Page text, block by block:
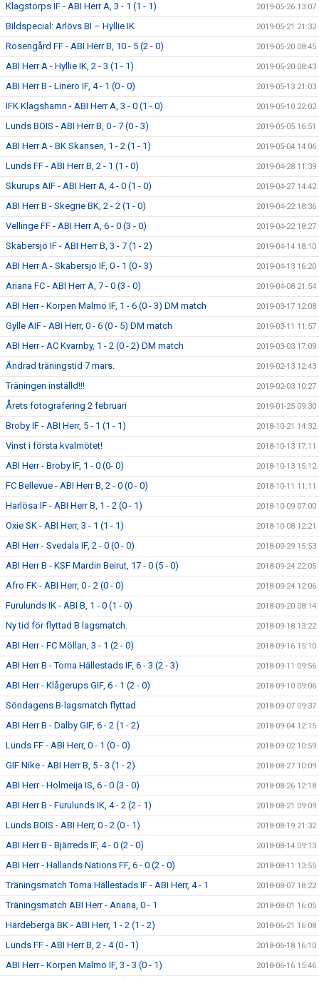
Klagstorps IF - ABI Herr A, 3 - 1 (1 - 1) 2019-05-26 13:07
Bildspecial: Arlövs BI – Hyllie IK 2019-05-21 21:32
Rosengård FF - ABI Herr B, 10 - 5 (2 - 0) 2019-05-20 08:45
ABI Herr A - Hyllie IK, 2 - 3 (1 - 1) 2019-05-20 08:43
ABI Herr B - Linero IF, 4 - 1 (0 - 0) 2019-05-13 21:03
IFK Klagshamn - ABI Herr A, 3 - 0 (1 - 0) 2019-05-10 22:02
Lunds BOIS - ABI Herr B, 0 - 7 (0 - 3) 2019-05-05 16:51
ABI Herr A - BK Skansen, 1 - 2 (1 - 1) 2019-05-04 14:06
Lunds FF - ABI Herr B, 2 - 1 (1 - 0) 2019-04-28 11:39
Skurups AIF - ABI Herr A, 4 - 0 (1 - 0) 2019-04-27 14:42
ABI Herr B - Skegrie BK, 2 - 2 (1 - 0) 2019-04-22 18:36
Vellinge FF - ABI Herr A, 6 - 0 (3 - 0) 2019-04-22 18:27
Skabersjö IF - ABI Herr B, 3 - 7 (1 - 2) 2019-04-14 18:10
ABI Herr A - Skabersjö IF, 0 - 1 (0 - 3) 2019-04-13 16:20
Ariana FC - ABI Herr A, 7 - 0 (3 - 0) 2019-04-08 21:54
ABI Herr - Korpen Malmö IF, 1 - 6 (0 - 3) DM match 2019-03-17 12:08
Gylle AIF - ABI Herr, 0 - 6 (0 - 5) DM match 2019-03-11 11:57
ABI Herr - AC Kvarnby, 1 - 2 (0 - 2) DM match 2019-03-03 17:09
Ändrad träningstid 7 mars. 2019-02-13 12:43
Träningen inställd!!! 2019-02-03 10:27
Årets fotografering 2 februari 2019-01-25 09:30
Broby IF - ABI Herr, 5 - 1 (1 - 1) 2018-10-21 14:32
Vinst i första kvalmötet! 2018-10-13 17:11
ABI Herr - Broby IF, 1 - 0 (0- 0) 2018-10-13 15:12
FC Bellevue - ABI Herr B, 2 - 0 (0 - 0) 2018-10-11 11:11
Harlösa IF - ABI Herr B, 1 - 2 (0 - 1) 2018-10-09 07:00
Oxie SK - ABI Herr, 3 - 1 (1 - 1) 2018-10-08 12:21
ABI Herr - Svedala IF, 2 - 0 (0 - 0) 2018-09-29 15:53
ABI Herr B - KSF Mardin Beirut, 17 - 0 (5 - 0) 2018-09-24 22:05
Afro FK - ABI Herr, 0 - 2 (0 - 0) 2018-09-24 12:06
Furulunds IK - ABI B, 1 - 0 (1 - 0) 2018-09-20 08:14
Ny tid för flyttad B lagsmatch. 2018-09-18 13:22
ABI Herr - FC Möllan, 3 - 1 (2 - 0) 2018-09-16 15:10
ABI Herr B - Torna Hällestads IF, 6 - 3 (2 - 3) 2018-09-11 09:56
ABI Herr - Klågerups GIF, 6 - 1 (2 - 0) 2018-09-10 09:06
Söndagens B-lagsmatch flyttad 2018-09-07 09:37
ABI Herr B - Dalby GIF, 6 - 2 (1 - 2) 2018-09-04 12:15
Lunds FF - ABI Herr, 0 - 1 (0 - 0) 2018-09-02 10:59
GIF Nike - ABI Herr B, 5 - 3 (1 - 2) 2018-08-27 10:09
ABI Herr - Holmeija IS, 6 - 0 (3 - 0) 2018-08-26 12:18
ABI Herr B - Furulunds IK, 4 - 2 (2 - 1) 2018-08-21 09:09
Lunds BOIS - ABI Herr, 0 - 2 (0 - 1) 2018-08-19 21:32
ABI Herr B - Bjärreds IF, 4 - 0 (2 - 0) 2018-08-14 09:13
ABI Herr - Hallands Nations FF, 6 - 0 (2 - 0) 2018-08-11 13:55
Träningsmatch Torna Hällestads IF - ABI Herr, 4 - 1 2018-08-07 18:22
Träningsmatch ABI Herr - Ariana, 0 - 1 2018-08-01 16:05
Hardeberga BK - ABI Herr, 1 - 2 (1 - 2) 2018-06-21 16:08
Lunds FF - ABI Herr B, 2 - 4 (0 - 1) 2018-06-18 16:10
ABI Herr - Korpen Malmö IF, 3 - 3 (0 - 1) 2018-06-16 15:46